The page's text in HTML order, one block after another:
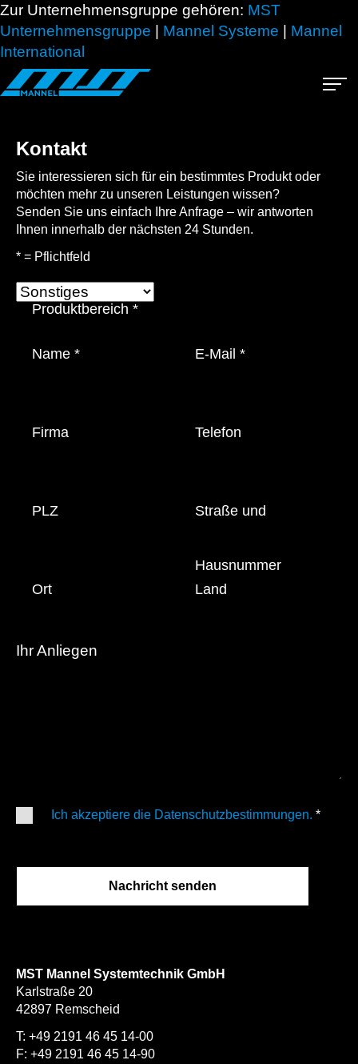
Zur Unternehmensgruppe gehören: MST
Unternehmensgruppe
Mannel Systeme
Mannel
International
Advanced search
Kontakt
Sie interessieren sich für ein bestimmtes Produkt oder
möchten mehr zu unseren Leistungen wissen?
Senden Sie uns einfach Ihre Anfrage – wir antworten
Ihnen innerhalb der nächsten 24 Stunden.
* = Pflichtfeld
Produktbereich *
Name * E-Mail *
Firma Telefon
PLZ Straße und
Hausnummer
Ort
Land
Ihr Anliegen
Ich akzeptiere die Datenschutzbestimmungen. *
Nachricht senden
MST Mannel Systemtechnik GmbH
Karlstraße 20
42897 Remscheid
T: +49 2191 46 45 14-00
F: +49 2191 46 45 14-90